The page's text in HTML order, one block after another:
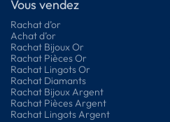
Vous vendez
Rachat d’or
Achat d’or
Rachat Bijoux Or
Rachat Pièces Or
Rachat Lingots Or
Rachat Diamants
Rachat Bijoux Argent
Rachat Pièces Argent
Rachat Lingots Argent